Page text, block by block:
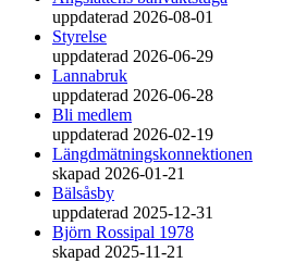
uppdaterad 2026-08-01
Styrelse
uppdaterad 2026-06-29
Lannabruk
uppdaterad 2026-06-28
Bli medlem
uppdaterad 2026-02-19
Längdmätningskonnektionen
skapad 2026-01-21
Bälsåsby
uppdaterad 2025-12-31
Björn Rossipal 1978
skapad 2025-11-21